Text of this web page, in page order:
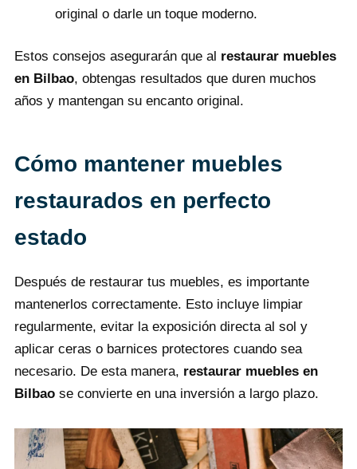
original o darle un toque moderno.
Estos consejos asegurarán que al restaurar muebles
en Bilbao, obtengas resultados que duren muchos
años y mantengan su encanto original.
Cómo mantener muebles
restaurados en perfecto
estado
Después de restaurar tus muebles, es importante
mantenerlos correctamente. Esto incluye limpiar
regularmente, evitar la exposición directa al sol y
aplicar ceras o barnices protectores cuando sea
necesario. De esta manera, restaurar muebles en
Bilbao se convierte en una inversión a largo plazo.